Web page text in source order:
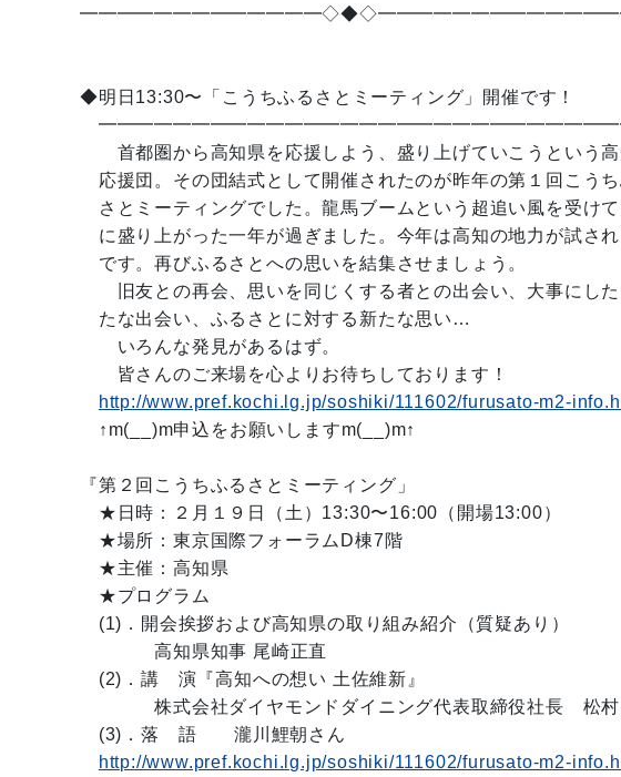
◆明日13:30〜「こうちふるさとミーティング」開催です！
首都圏から高知県を応援しよう、盛り上げていこうという高
応援団。その団結式として開催されたのが昨年の第１回こうち
さとミーティングでした。龍馬ブームという超追い風を受け
に盛り上がった一年が過ぎました。今年は高知の地力が試さ
です。再びふるさとへの思いを結集させましょう。
旧友との再会、思いを同じくする者との出会い、大事にし
たな出会い、ふるさとに対する新たな思い…
いろんな発見があるはず。
皆さんのご来場を心よりお待ちしております！
http://www.pref.kochi.lg.jp/soshiki/111602/furusato-m2-
↑m(__)m申込をお願いしますm(__)m↑
『第２回こうちふるさとミーティング」
★日時：２月１９日（土）13:30〜16:00（開場13:00）
★場所：東京国際フォーラムD棟7階
★主催：高知県
★プログラム
(1)．開会挨拶および高知県の取り組み紹介（質疑あり）
高知県知事 尾崎正直
(2)．講 演『高知への想い 土佐維新』
株式会社ダイヤモンドダイニング代表取締役社長 松村
(3)．落 語 瀧川鯉朝さん
http://www.pref.kochi.lg.jp/soshiki/111602/furusato-m2-